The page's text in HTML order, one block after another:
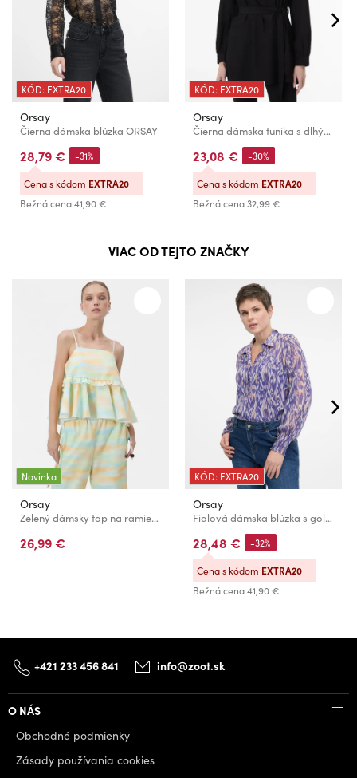
KÓD: EXTRA20
Orsay
Čierna dámska blúzka ORSAY
28,79 €
Bežná cena41,90 €
-31%
Cena s kódom EXTRA20
KÓD: EXTRA20
Orsay
Čierna dámska tunika s dlhým rukávom ORSAY
23,08 €
Bežná cena32,99 €
-30%
Cena s kódom EXTRA20
VIAC OD TEJTO ZNAČKY
Novinka
Orsay
Zelený dámsky top na ramienka so štvorcovým výstrihom ORSAY
26,99 €
KÓD: EXTRA20
Orsay
Fialová dámska blúzka s golierom ORSAY
28,48 €
Bežná cena41,90 €
-32%
Cena s kódom EXTRA20
+421 233 456 841 info@zoot.sk
O NÁS
Obchodné podmienky
Zásady používania cookies